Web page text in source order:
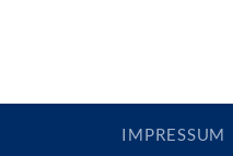
IMPRESSUM